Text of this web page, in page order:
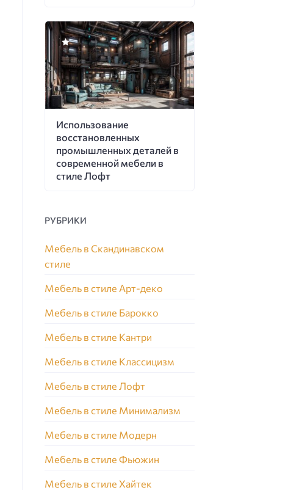
Использование
восстановленных
промышленных деталей в
современной мебели в
стиле Лофт
РУБРИКИ
Мебель в Скандинавском
стиле
Мебель в стиле Арт-деко
Мебель в стиле Барокко
Мебель в стиле Кантри
Мебель в стиле Классицизм
Мебель в стиле Лофт
Мебель в стиле Минимализм
Мебель в стиле Модерн
Мебель в стиле Фьюжин
Мебель в стиле Хайтек